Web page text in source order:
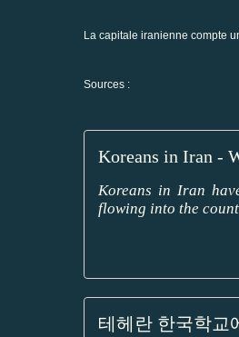
La capitale iranienne compte
Sources :
Koreans in Iran -
Koreans in Iran
flowing into the
테헤란 한국학교